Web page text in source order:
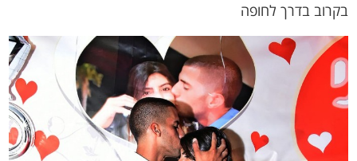
בקרוב בדרך לחופה